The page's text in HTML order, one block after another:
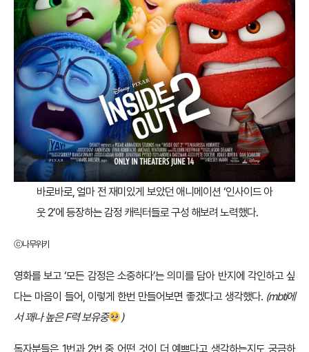
바로바로, 얼마 전 재미있게 보았던 애니메이션 ‘인사이드 아
웃 2’에 등장하는 감정 캐릭터들로 구성 해보려 노력했다.
ⓒ나무위키
영화를 보고 ‘모든 감정은 소중하다’는 의미를 담아 반지에 각인하고 싶
다는 마음이 들어, 이렇게 한번 만들어보면 좋겠다고 생각했다.(mbti에
서 꽤나 높은 F력 보유중
)
독자분들은 1번과 2번 중 어떤 것이 더 예쁘다고 생각하는지도 궁금하